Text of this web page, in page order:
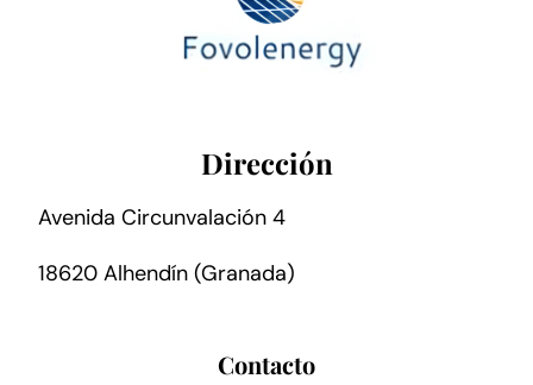
Dirección
Avenida Circunvalación 4
18620 Alhendín (Granada)
Contacto